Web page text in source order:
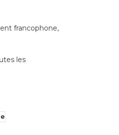
francophone,
les